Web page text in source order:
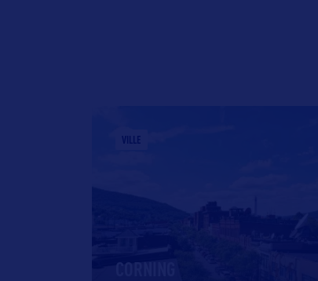
VILLE
CORNING